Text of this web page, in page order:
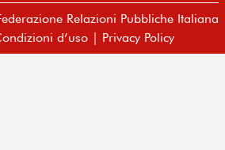
Relazioni Pubbliche Italiana
d’uso| Privacy Policy